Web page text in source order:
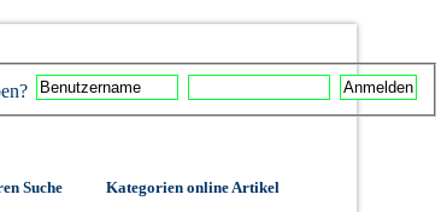
Suche Kategorien online Artikel